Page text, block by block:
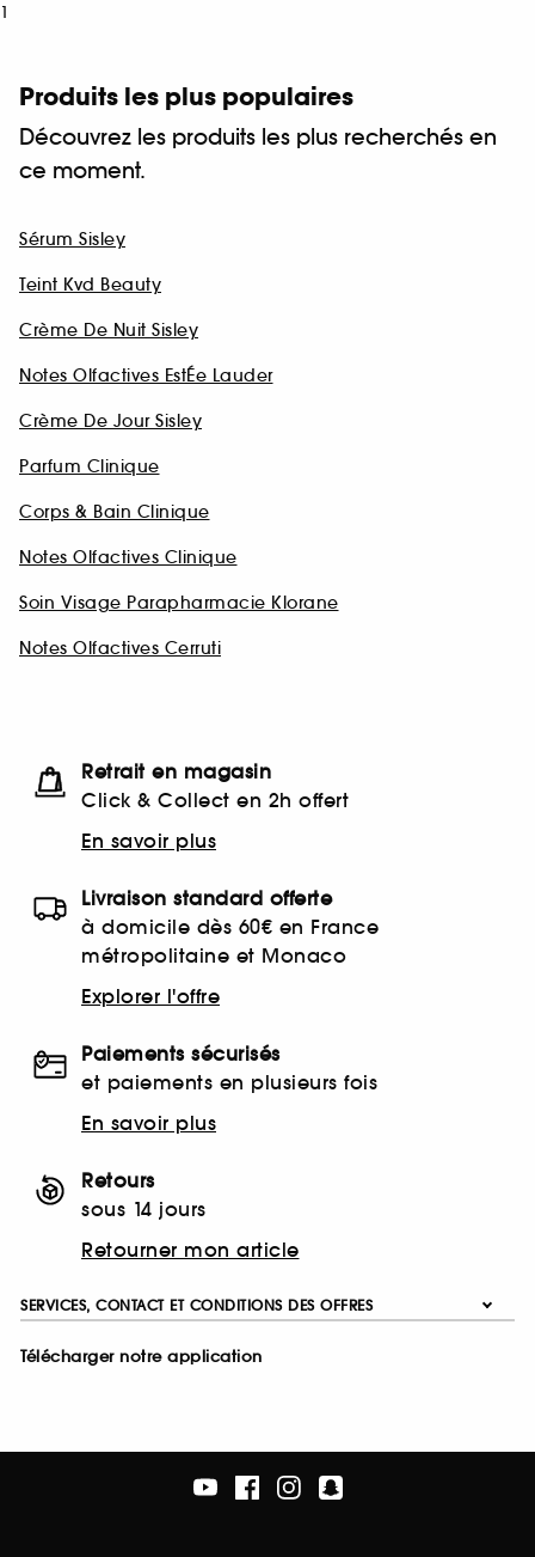
1
Produits les plus populaires
Découvrez les produits les plus recherchés en
ce moment.
Sérum Sisley
Teint Kvd Beauty
Crème De Nuit Sisley
Notes Olfactives EstÉe Lauder
Crème De Jour Sisley
Parfum Clinique
Corps & Bain Clinique
Notes Olfactives Clinique
Soin Visage Parapharmacie Klorane
Notes Olfactives Cerruti
Retrait en magasin
Click & Collect en 2h offert
En savoir plus
Livraison standard offerte
à domicile dès 60€ en France
métropolitaine et Monaco
Explorer l'offre
Paiements sécurisés
et paiements en plusieurs fois
En savoir plus
Retours
sous 14 jours
Retourner mon article
SERVICES, CONTACT ET CONDITIONS DES OFFRES
Télécharger notre application